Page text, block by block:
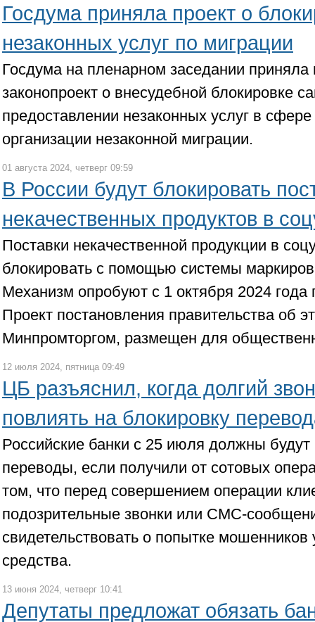
Госдума приняла проект о
незаконных услуг по миграции
Госдума на пленарном заседании приняла
законопроект о внесудебной блокировке
предоставлении незаконных услуг в
организации незаконной миграции.
01 августа 2024, четверг 09:59
В России будут блокировать
некачественных продуктов в
Поставки некачественной продукции в
блокировать с помощью системы
Механизм опробуют с 1 октября 2024 года
Проект постановления правительства об
Минпромторгом, размещен для
12 июля 2024, пятница 09:49
ЦБ разъяснил, когда долгий
повлиять на блокировку
Российские банки с 25 июля должны
переводы, если получили от сотовых
том, что перед совершением операции
подозрительные звонки или СМС-
свидетельствовать о попытке
средства.
13 июня 2024, четверг 10:41
Депутаты предложат обязать